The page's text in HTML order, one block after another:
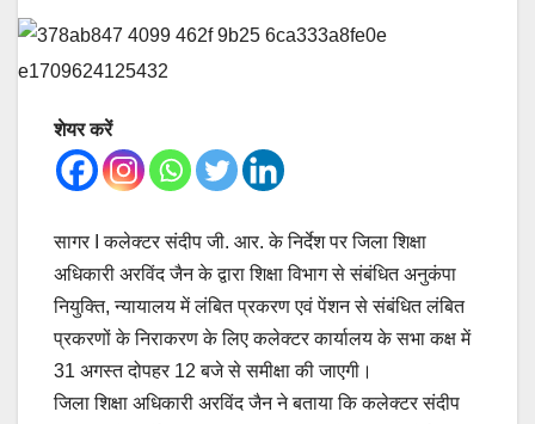
शेयर करें
सागर I कलेक्टर संदीप जी. आर. के निर्देश पर जिला शिक्षा
अधिकारी अरविंद जैन के द्वारा शिक्षा विभाग से संबंधित अनुकंपा
नियुक्ति, न्यायालय में लंबित प्रकरण एवं पेंशन से संबंधित लंबित
प्रकरणों के निराकरण के लिए कलेक्टर कार्यालय के सभा कक्ष में
31 अगस्त दोपहर 12 बजे से समीक्षा की जाएगी।
जिला शिक्षा अधिकारी अरविंद जैन ने बताया कि कलेक्टर संदीप